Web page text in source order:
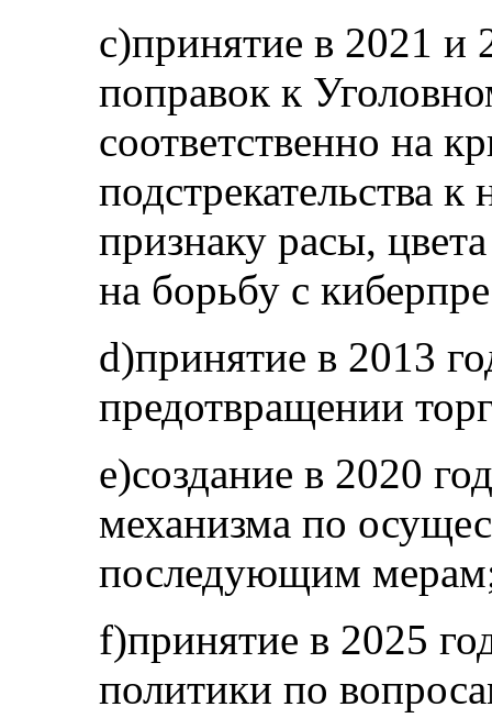
c)принятие в 2021 и
поправок к
соответственно на
подстрекательства
признаку расы,
на борьбу с
d)принятие в 2013
предотвращении
e)создание в 2020
механизма по
последующим
f)принятие в 2025
политики по